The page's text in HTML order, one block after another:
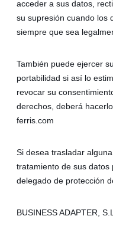
acceder a sus datos,
su supresión cuando los
siempre que sea
También puede ejercer
portabilidad si así lo
revocar su
derechos, deberá
ferris.com
Si desea trasladar
tratamiento de sus
delegado de protección
BUSINESS ADAPTER, S.L.